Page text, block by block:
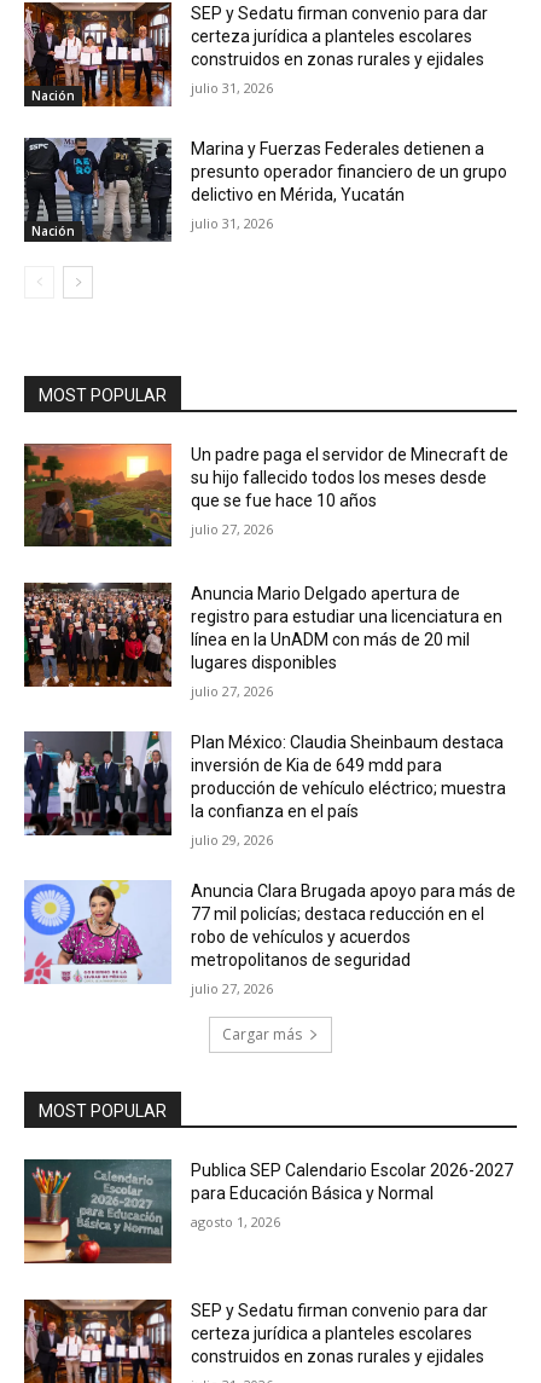
Nación
SEP y Sedatu firman convenio para dar
certeza jurídica a planteles escolares
construidos en zonas rurales y ejidales
julio 31, 2026
Nación
Marina y Fuerzas Federales detienen a
presunto operador financiero de un grupo
delictivo en Mérida, Yucatán
julio 31, 2026
MOST POPULAR
Un padre paga el servidor de Minecraft de
su hijo fallecido todos los meses desde
que se fue hace 10 años
julio 27, 2026
Anuncia Mario Delgado apertura de
registro para estudiar una licenciatura en
línea en la UnADM con más de 20 mil
lugares disponibles
julio 27, 2026
Plan México: Claudia Sheinbaum destaca
inversión de Kia de 649 mdd para
producción de vehículo eléctrico; muestra
la confianza en el país
julio 29, 2026
Anuncia Clara Brugada apoyo para más de
77 mil policías; destaca reducción en el
robo de vehículos y acuerdos
metropolitanos de seguridad
julio 27, 2026
Cargar más
MOST POPULAR
Publica SEP Calendario Escolar 2026-2027
para Educación Básica y Normal
agosto 1, 2026
SEP y Sedatu firman convenio para dar
certeza jurídica a planteles escolares
construidos en zonas rurales y ejidales